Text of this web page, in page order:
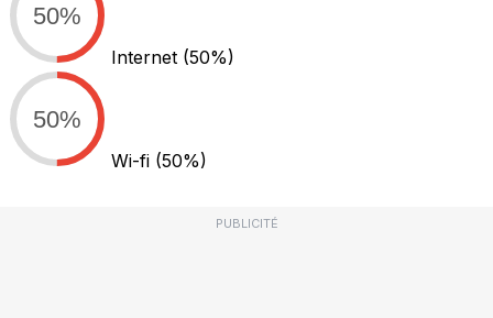
50%
Internet (50%)
50%
Wi-fi (50%)
PUBLICITÉ